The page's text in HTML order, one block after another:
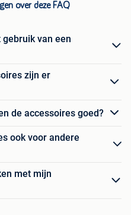
over deze FAQ
van een
zijn er
de accessoires goed?
ook voor andere
met mijn